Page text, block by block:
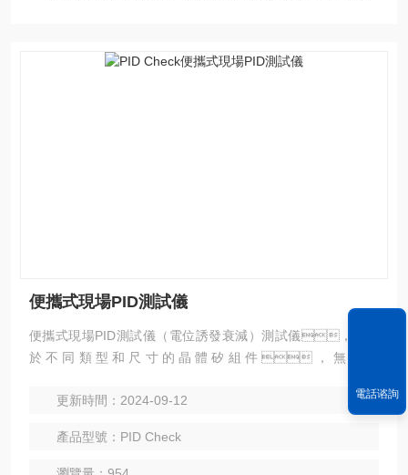
便攜式現場PID測試儀
便攜式現場PID測試儀（電位誘發衰減）測試儀，適用
於不同類型和尺寸的晶體矽組件，無需拆
時）。PIDcheck是與德國Fraunhofer CSP Halle合作開
更新時間：2024-09-12
產品型號：PID Check
電話谘詢